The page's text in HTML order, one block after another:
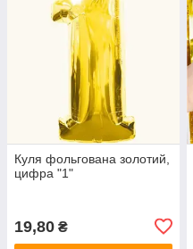
Куля фольгована золотий,
цифра "1"
19,80 ₴